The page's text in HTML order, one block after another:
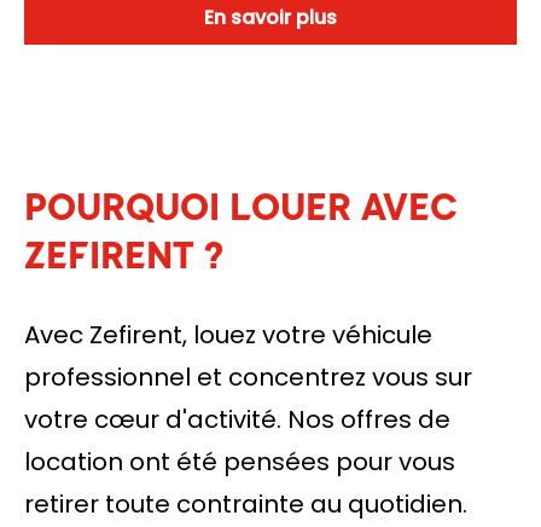
En savoir plus
POURQUOI LOUER AVEC
ZEFIRENT ?
Avec Zefirent, louez votre véhicule
professionnel et concentrez vous sur
votre cœur d'activité. Nos offres de
location ont été pensées pour vous
retirer toute contrainte au quotidien.